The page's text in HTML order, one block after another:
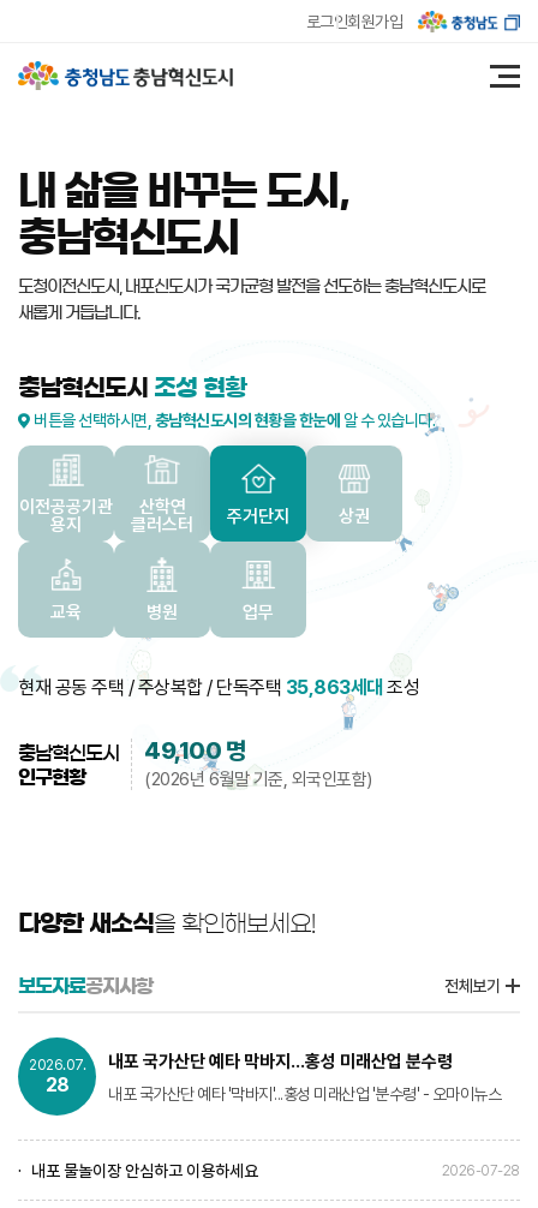
로그인회원가입
내 삶을 바꾸는 도시,
충남혁신도시
도청이전신도시, 내포신도시가 국가균형 발전을 선도하는충남혁신도시로
새롭게 거듭납니다.
충남혁신도시 조성 현황
버튼을 선택하시면, 충남혁신도시의 현황을 한눈에 알 수 있습니다.
이전공공기관
용지
산학연
클러스터
주거단지 상권
교육 병원 업무
현재 공동 주택 / 주상복합 / 단독주택 35,863세대 조성
충남혁신도시
인구현황
49,100 명
(2026년 6월말 기준, 외국인포함)
다양한 새소식을 확인해보세요!
보도자료공지사항 전체보기
2026.07.
28
내포 국가산단 예타 막바지...홍성 미래산업 분수령
내포 국가산단 예타 '막바지'...홍성 미래산업 '분수령' - 오마이뉴스
내포 물놀이장 안심하고 이용하세요 2026-07-28